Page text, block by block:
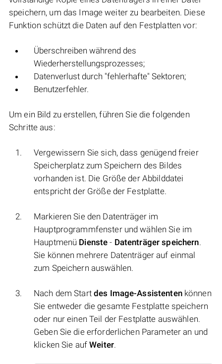
speichern, um das Image weiter zu bearbeiten. Diese
Funktion schützt die Daten auf den Festplatten vor:
Überschreiben während des
Wiederherstellungsprozesses;
Datenverlust durch "fehlerhafte" Sektoren;
Benutzerfehler.
Um ein Bild zu erstellen, führen Sie die folgenden
Schritte aus:
Vergewissern Sie sich, dass genügend freier
Speicherplatz zum Speichern des Bildes
vorhanden ist. Die Größe der Abbilddatei
entspricht der Größe der Festplatte.
Markieren Sie den Datenträger im
Hauptprogrammfenster und wählen Sie im
Hauptmenü Dienste - Datenträger speichern.
Sie können mehrere Datenträger auf einmal
zum Speichern auswählen.
Nach dem Start des Image-Assistentenkönnen
Sie entweder die gesamte Festplatte speichern
oder nur einen Teil der Festplatte auswählen.
Geben Sie die erforderlichen Parameter an und
klicken Sie aufWeiter.